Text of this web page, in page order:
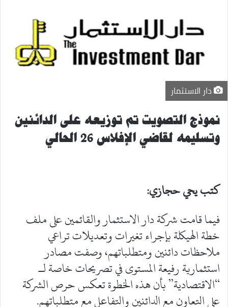
دار الاستثمار
نموذج التصويت تم توزيعه على الدائنين
وتسليمه لقاضي الإفلاس 26 الحالي
كتب يحي حجازي:
فيما قامت شركة دار الاستثمار والقائمين على ملف
خطة الهيكلة بإجراء تغيرات وتعديلات تراعي
ملاحظات دائنين ومتطلباتهم، وصفت مصادر
استثمارية رفيعة المستوى في تصريحات خاصة لـ
“الاقتصادية” بأن هذه الخطوة تعكس حرص الشركة
على التعاون مع الدائنين والتفاعل مع متطلباتهم.